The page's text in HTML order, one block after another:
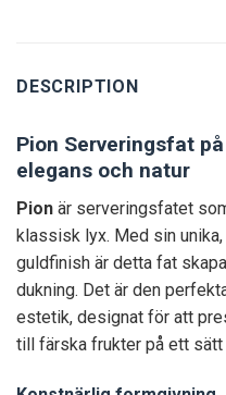
DESCRIPTION
Pion Serveringsfat
elegans och natur
Pion är serveringsfatet
klassisk lyx. Med sin
guldfinish är detta fat
dukning. Det är den
estetik, designat för att
till färska frukter på ett sätt